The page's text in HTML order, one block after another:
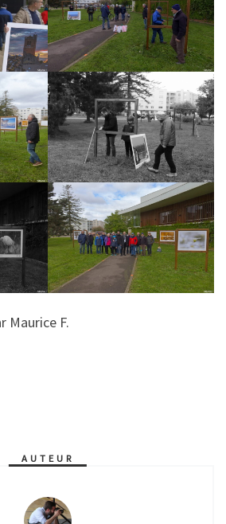
Maurice F.
AUTEUR